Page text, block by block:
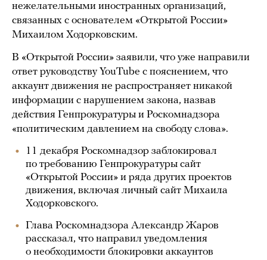
нежелательными иностранных организаций,
связанных с основателем «Открытой России»
Михаилом Ходорковским.
В «Открытой России» заявили, что уже направили
ответ руководству YouTube с пояснением, что
аккаунт движения не распространяет никакой
информации с нарушением закона, назвав
действия Генпрокуратуры и Роскомнадзора
«политическим давлением на свободу слова».
11 декабря Роскомнадзор заблокировал
по требованию Генпрокуратуры сайт
«Открытой России» и ряда других проектов
движения, включая личный сайт Михаила
Ходорковского.
Глава Роскомнадзора Александр Жаров
рассказал, что направил уведомления
о необходимости блокировки аккаунтов